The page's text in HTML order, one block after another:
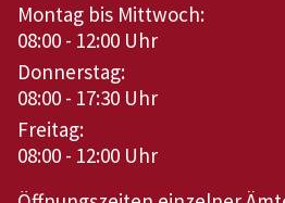
Montag bis Mittwoch:
08:00 - 12:00 Uhr
Donnerstag:
08:00 - 17:30 Uhr
Freitag:
08:00 - 12:00 Uhr